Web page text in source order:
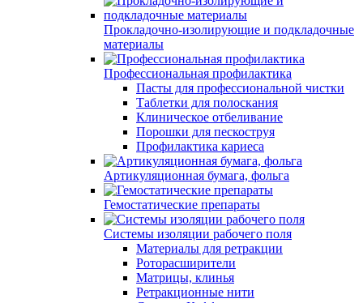
Прокладочно-изолирующие и подкладочные
материалы
Профессиональная профилактика
Пасты для профессиональной чистки
Таблетки для полоскания
Клиническое отбеливание
Порошки для пескоструя
Профилактика кариеса
Артикуляционная бумага, фольга
Гемостатические препараты
Системы изоляции рабочего поля
Материалы для ретракции
Роторасширители
Матрицы, клинья
Ретракционные нити